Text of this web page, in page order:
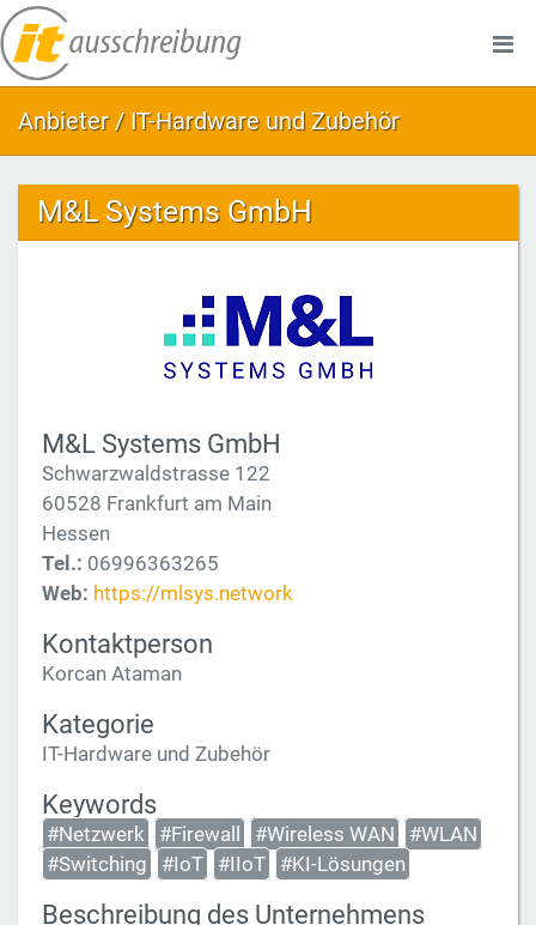
Anbieter / IT-Hardware und Zubehör
M&L Systems GmbH
M&L Systems GmbH
Schwarzwaldstrasse 122
60528 Frankfurt am Main
Hessen
Tel.: 06996363265
Web: https://mlsys.network
Kontaktperson
Korcan Ataman
Kategorie
IT-Hardware und Zubehör
Keywords
#Netzwerk #Firewall #Wireless WAN
#WLAN
#Switching
#IoT #IIoT #KI-Lösungen
Beschreibung des Unternehmens